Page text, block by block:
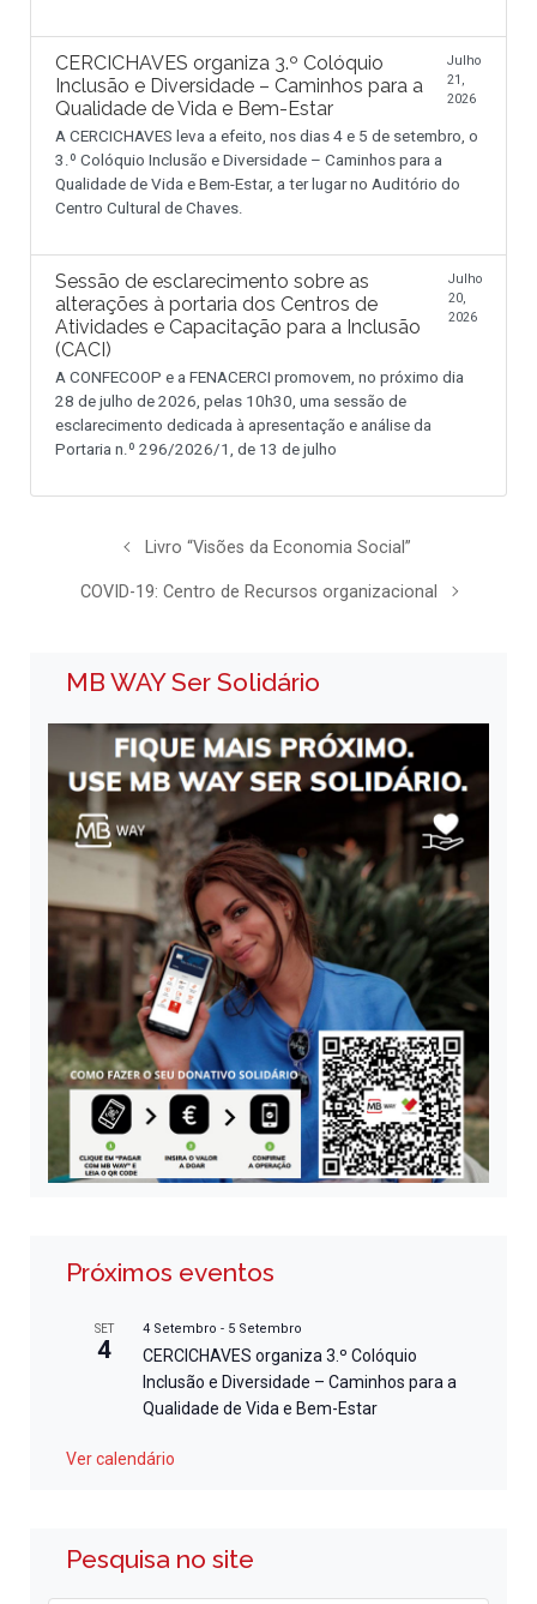
CERCICHAVES organiza 3.º Colóquio
Inclusão e Diversidade – Caminhos para a
Qualidade de Vida e Bem-Estar
Julho
21,
2026
A CERCICHAVES leva a efeito, nos dias 4 e 5 de setembro, o
3.º Colóquio Inclusão e Diversidade – Caminhos para a
Qualidade de Vida e Bem-Estar, a ter lugar no Auditório do
Centro Cultural de Chaves.
Sessão de esclarecimento sobre as
alterações à portaria dos Centros de
Atividades e Capacitação para a Inclusão
(CACI)
Julho
20,
2026
A CONFECOOP e a FENACERCI promovem, no próximo dia
28 de julho de 2026, pelas 10h30, uma sessão de
esclarecimento dedicada à apresentação e análise da
Portaria n.º 296/2026/1, de 13 de julho
Livro “Visões da Economia Social”
COVID-19: Centro de Recursos organizacional
MB WAY Ser Solidário
Próximos eventos
SET
4
4 Setembro - 5 Setembro
CERCICHAVES organiza 3.º Colóquio
Inclusão e Diversidade – Caminhos para a
Qualidade de Vida e Bem-Estar
Ver calendário
Pesquisa no site